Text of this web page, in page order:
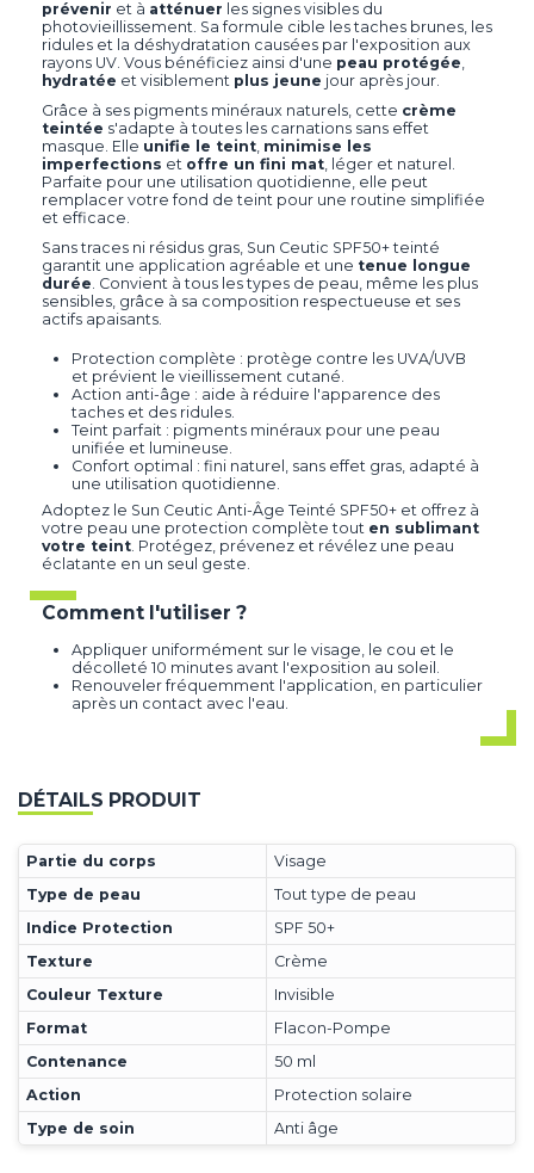
prévenir et à atténuer les signes visibles du
photovieillissement. Sa formule cible les taches brunes, les
ridules et la déshydratation causées par l'exposition aux
rayons UV. Vous bénéficiez ainsi d'une peau protégée,
hydratée et visiblement plus jeune jour après jour.
Grâce à ses pigments minéraux naturels, cette crème
teintée s'adapte à toutes les carnations sans effet
masque. Elle unifie le teint, minimise les
imperfections et offre un fini mat, léger et naturel.
Parfaite pour une utilisation quotidienne, elle peut
remplacer votre fond de teint pour une routine simplifiée
et efficace.
Sans traces ni résidus gras, Sun Ceutic SPF50+ teinté
garantit une application agréable et une tenue longue
durée. Convient à tous les types de peau, même les plus
sensibles, grâce à sa composition respectueuse et ses
actifs apaisants.
Protection complète : protège contre les UVA/UVB
et prévient le vieillissement cutané.
Action anti-âge : aide à réduire l'apparence des
taches et des ridules.
Teint parfait : pigments minéraux pour une peau
unifiée et lumineuse.
Confort optimal : fini naturel, sans effet gras, adapté à
une utilisation quotidienne.
Adoptez le Sun Ceutic Anti-Âge Teinté SPF50+ et offrez à
votre peau une protection complète tout en sublimant
votre teint. Protégez, prévenez et révélez une peau
éclatante en un seul geste.
Comment l'utiliser ?
Appliquer uniformément sur le visage, le cou et le
décolleté 10 minutes avant l'exposition au soleil.
Renouveler fréquemment l'application, en particulier
après un contact avec l'eau.
DÉTAILS PRODUIT
Partie du corps
Visage
Type de peau
Tout type de peau
Indice Protection
SPF 50+
Texture
Crème
Couleur Texture
Invisible
Format
Flacon-Pompe
Contenance
50 ml
Action
Protection solaire
Type de soin
Anti âge